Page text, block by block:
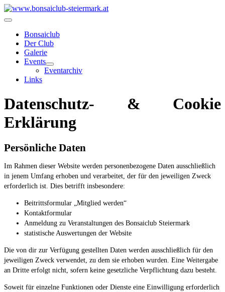
Bonsaiclub
Der Club
Galerie
Events
Eventarchiv
Links
Datenschutz- & Cookie
Erklärung
Persönliche Daten
Im Rahmen dieser Website werden personenbezogene Daten ausschließlich
in jenem Umfang erhoben und verarbeitet, der für den jeweiligen Zweck
erforderlich ist. Dies betrifft insbesondere:
Beitrittsformular „Mitglied werden“
Kontaktformular
Anmeldung zu Veranstaltungen des Bonsaiclub Steiermark
statistische Auswertungen der Website
Die von dir zur Verfügung gestellten Daten werden ausschließlich für den
jeweiligen Zweck verwendet, zu dem sie erhoben wurden. Eine Weitergabe
an Dritte erfolgt nicht, sofern keine gesetzliche Verpflichtung dazu besteht.
Soweit für einzelne Funktionen oder Dienste eine Einwilligung erforderlich